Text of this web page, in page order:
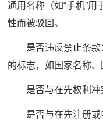
通用名称（如“手机”
性而被驳回。
是否违反禁止条款
的标志，如国家名称、
是否与在先权利冲
是否与在先注册或